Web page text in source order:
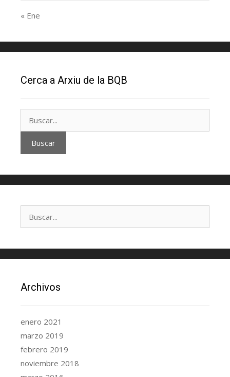
« Ene
Cerca a Arxiu de la BQB
Archivos
enero 2021
marzo 2019
febrero 2019
noviembre 2018